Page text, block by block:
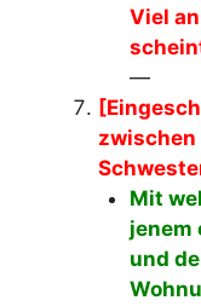
Viel
—
zwischen
Mit
jenem
und